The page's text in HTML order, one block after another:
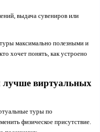
выдача сувениров или
максимально полезными и
хочет понять, как устроено
лучше виртуальных
туры по
физическое присутствие.